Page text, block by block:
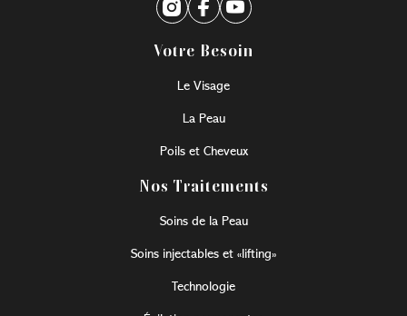
Votre Besoin
Le Visage
La Peau
Poils et Cheveux
Nos Traitements
Soins de la Peau
Soins injectables et «lifting»
Technologie